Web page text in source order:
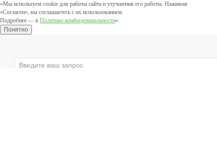
«Мы используем cookie для работы сайта и улучшения его работы. Нажимая
«Согласен», вы соглашаетесь с их использованием.
Подробнее — в Политике конфиденциальности».
Понятно